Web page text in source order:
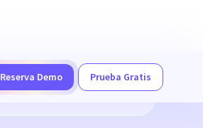
Reserva Demo
Prueba Gratis